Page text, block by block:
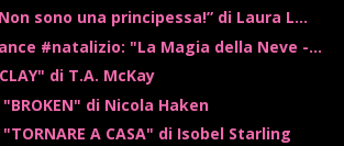
sono una principessa!” di Laura L...
#natalizio: "La Magia della Neve -...
di T.A. McKay
di Nicola Haken
A CASA" di Isobel Starling